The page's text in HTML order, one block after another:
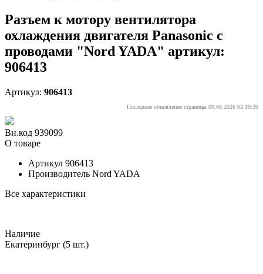
Разъем к мотору вентилятора
охлаждения двигателя Panasonic с
проводами "Nord YADA" артикул:
906413
Артикул: 906413
Последнее обновление страницы 09.08.2026 03:19:39
Вн.код 939099
О товаре
Артикул 906413
Производитель Nord YADA
Все характеристики
Наличие
Екатеринбург (5 шт.)